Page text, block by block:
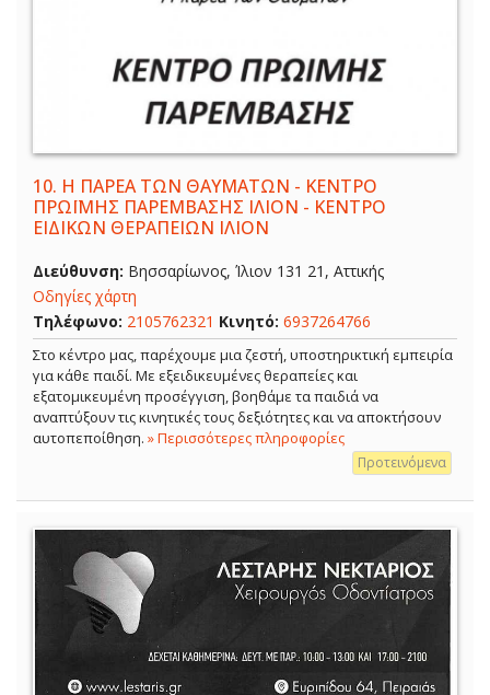
10. Η ΠΑΡΕΑ ΤΩΝ ΘΑΥΜΑΤΩΝ - ΚΕΝΤΡΟ
ΠΡΩΪΜΗΣ ΠΑΡΕΜΒΑΣΗΣ ΙΛΙΟΝ - ΚΕΝΤΡΟ
ΕΙΔΙΚΩΝ ΘΕΡΑΠΕΙΩΝ ΙΛΙΟΝ
Διεύθυνση: Βησσαρίωνος, Ίλιον 131 21, Αττικής
Οδηγίες χάρτη
Τηλέφωνο: 2105762321 Κινητό: 6937264766
Στο κέντρο μας, παρέχουμε μια ζεστή, υποστηρικτική εμπειρία
για κάθε παιδί. Με εξειδικευμένες θεραπείες και
εξατομικευμένη προσέγγιση, βοηθάμε τα παιδιά να
αναπτύξουν τις κινητικές τους δεξιότητες και να αποκτήσουν
αυτοπεποίθηση. » Περισσότερες πληροφορίες
Προτεινόμενα